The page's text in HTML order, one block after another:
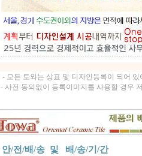
- 모든 토와는 상표 및 디자인등록이 되어
- 사전 동의없이 등록이미지를 사용할 경우
안/전/배/송 및 배/송/기/간